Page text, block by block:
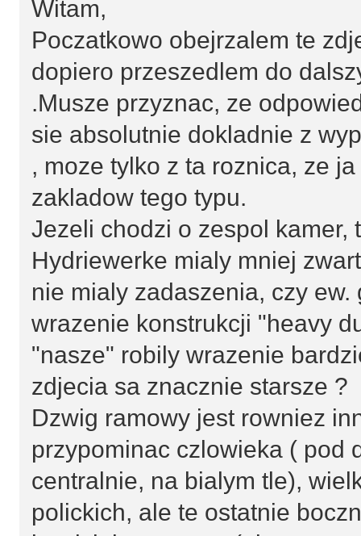
Witam,
Poczatkowo obejrzalem te
dopiero przeszedlem do
.Musze przyznac, ze
sie absolutnie dokladnie z
, moze tylko z ta roznica, ze
zakladow tego typu.
Jezeli chodzi o zespol kamer,
Hydriewerke mialy mniej
nie mialy zadaszenia, czy
wrazenie konstrukcji "heavy
"nasze" robily wrazenie
zdjecia sa znacznie starsze ?
Dzwig ramowy jest rowniez
przypominac czlowieka ( pod
centralnie, na bialym tle),
polickich, ale te ostatnie